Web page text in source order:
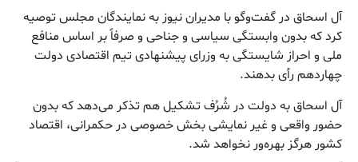
آل اسحاق در گفت‌وگو با مدیران نیوز به نمایندگان مجلس توصیه
کرد که بدون وابستگی سیاسی و جناحی و صرفاً بر اساس منافع
ملی و احراز شایستگی به وزرای پیشنهادی تیم اقتصادی دولت
چهاردهم رأی بدهند.
آل اسحاق به دولت در شُرُف تشکیل هم تذکر می‌دهد که بدون
حضور واقعی و غیر نمایشی بخش خصوصی در حکمرانی، اقتصاد
کشور هرگز بهره‌ور نخواهد شد.